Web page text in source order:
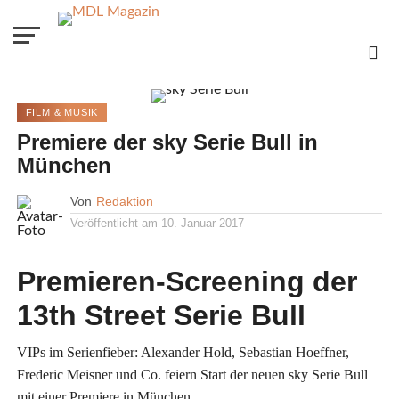
FILM & MUSIK
Premiere der sky Serie Bull in
München
Von Redaktion
Veröffentlicht am 10. Januar 2017
Premieren-Screening der
13th Street Serie Bull
VIPs im Serienfieber: Alexander Hold, Sebastian Hoeffner,
Frederic Meisner und Co. feiern Start der neuen sky Serie Bull